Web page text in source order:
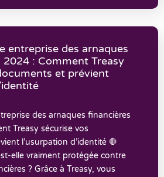
entreprise des arnaques
: Comment Treasy
et prévient
des arnaques financières
Treasy sécurise vos
l’usurpation d’identité 🛑
elle vraiment protégée contre
? Grâce à Treasy, vous